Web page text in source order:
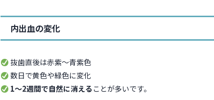
内出血の変化
抜歯直後は赤紫〜青紫色
数日で黄色や緑色に変化
1〜2週間で自然に消えることが多いです。